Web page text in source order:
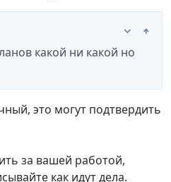
какой ни какой но
это могут подтвердить
за вашей работой,
как идут дела.